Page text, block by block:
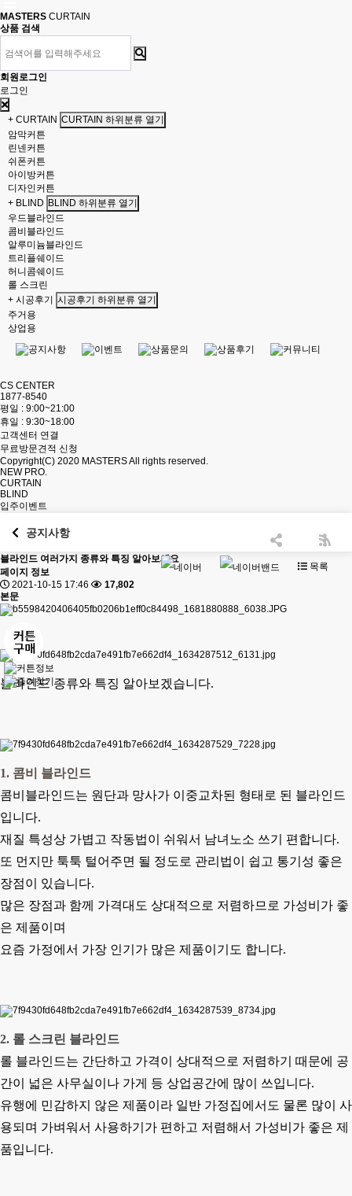
MASTERS CURTAIN
상품 검색
회원로그인
로그인
+ CURTAIN CURTAIN 하위분류 열기
암막커튼
린넨커튼
쉬폰커튼
아이방커튼
디자인커튼
+ BLIND BLIND 하위분류 열기
우드블라인드
콤비블라인드
알루미늄블라인드
트리플쉐이드
허니콤쉐이드
롤 스크린
+ 시공후기 시공후기 하위분류 열기
주거용
상업용
CS CENTER
1877-8540
평일 : 9:00~21:00
휴일 : 9:30~18:00
고객센터 연결
무료방문견적 신청
Copyright(C) 2020 MASTERSAll rights reserved.
NEW PRO.
CURTAIN
BLIND
입주이벤트
공지사항
목록
블라인드 여러가지 종류와 특징 알아보세요
페이지 정보
2021-10-15 17:46
17,802
본문
블라인드 종류와 특징 알아보겠습니다.
1. 콤비 블라인드
콤비블라인드는 원단과 망사가 이중교차된 형태로 된 블라인드
입니다.
재질 특성상 가볍고 작동법이 쉬워서 남녀노소 쓰기 편합니다.
또 먼지만 툭툭 털어주면 될 정도로 관리법이 쉽고 통기성 좋은
장점이 있습니다.
많은 장점과 함께 가격대도 상대적으로 저렴하므로 가성비가 좋
은 제품이며
요즘 가정에서 가장 인기가 많은 제품이기도 합니다.
2. 롤 스크린 블라인드
롤 블라인드는 간단하고 가격이 상대적으로 저렴하기 때문에 공
간이 넓은 사무실이나 가게 등 상업공간에 많이 쓰입니다.
유행에 민감하지 않은 제품이라 일반 가정집에서도 물론 많이 사
용되며 가벼워서 사용하기가 편하고 저렴해서 가성비가 좋은 제
품입니다.